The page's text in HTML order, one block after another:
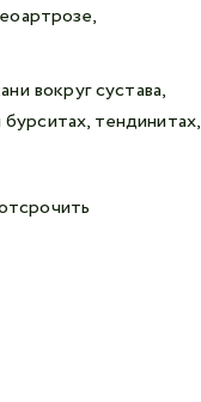
вокруг сустава,
тендинитах,